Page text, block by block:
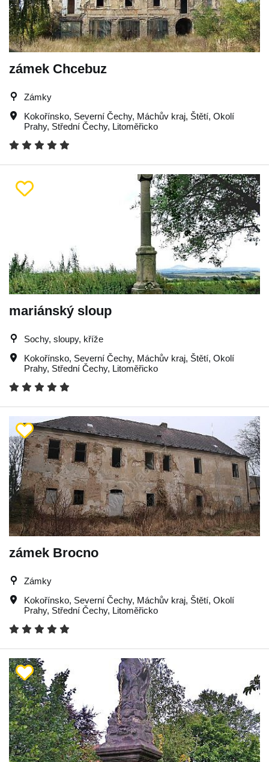
zámek Chcebuz
Zámky
Kokořínsko, Severní Čechy, Máchův kraj, Štětí, Okolí
Prahy, Střední Čechy, Litoměřicko
mariánský sloup
Sochy, sloupy, kříže
Kokořínsko, Severní Čechy, Máchův kraj, Štětí, Okolí
Prahy, Střední Čechy, Litoměřicko
zámek Brocno
Zámky
Kokořínsko, Severní Čechy, Máchův kraj, Štětí, Okolí
Prahy, Střední Čechy, Litoměřicko